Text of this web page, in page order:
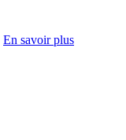
En savoir plus